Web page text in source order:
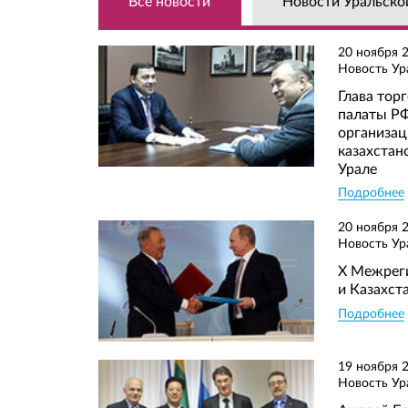
20 ноября
Новость
Глава
палаты
Урале
Подробнее
20 ноября
Новость
X
и
Подробнее
19 ноября
Новость
Да, я
Ваш отзыв
Ваш
Да, я
Да, я